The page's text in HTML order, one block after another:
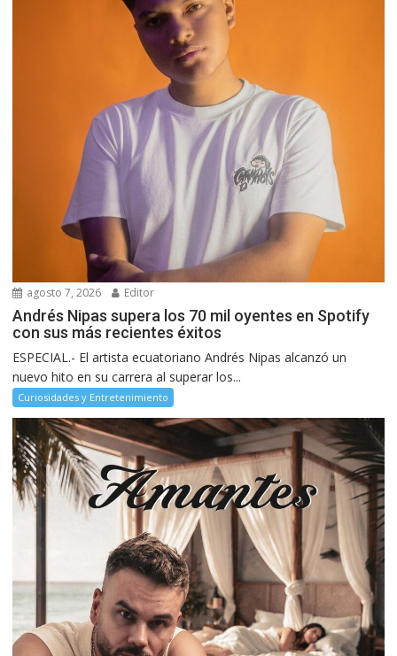
agosto 7, 2026 Editor
Andrés Nipas supera los 70 mil oyentes en Spotify
con sus más recientes éxitos
ESPECIAL.- El artista ecuatoriano Andrés Nipas alcanzó un
nuevo hito en su carrera al superar los...
Curiosidades y Entretenimiento